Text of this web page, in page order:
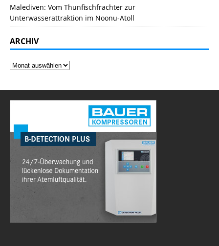
Malediven: Vom Thunfischfrachter zur
Unterwasserattraktion im Noonu-Atoll
ARCHIV